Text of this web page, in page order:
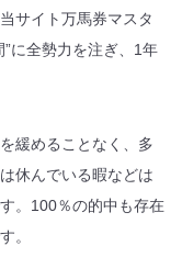
サイト万馬券マスタ
に全勢力を注ぎ、1年
緩めることなく、多
休んでいる暇などは
。100％の的中も存在
。